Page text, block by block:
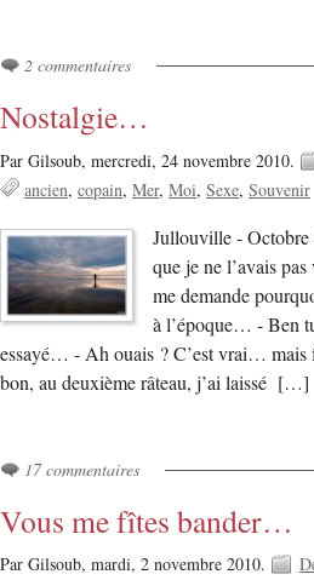
2 commentaires
Nostalgie…
Par Gilsoub, mercredi, 24 novembre 2010.
ancien copain Mer Moi Sexe Souvenir
Jullouville - Octobre
que je ne l’avais
me demande
à l’époque… - Ben
essayé… - Ah ouais ? C’est vrai…
bon, au deuxième râteau, j’ai laissé […]
17 commentaires
Vous me fîtes bander…
Par Gilsoub, mardi, 2 novembre 2010.